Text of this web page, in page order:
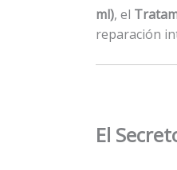
ml), el
reparación
El